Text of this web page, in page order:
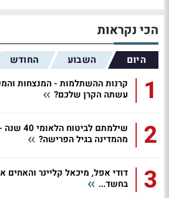
הכי נקראות
היום השבוע החודש
1
קרנות ההשתלמות - המנצחות
עשתה הקרן שלכם?
2
שילמתם
מהמדינה בגיל הפרישה?
3
דודי אפל, מיכאל קליינר והאחים
בחשד...